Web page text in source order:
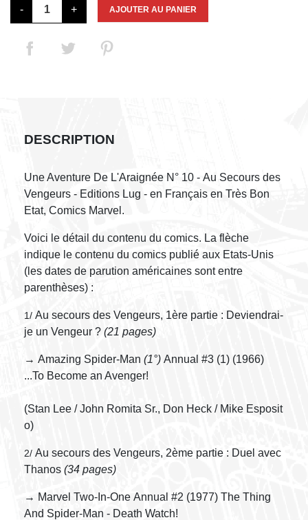
- + AJOUTER AU PANIER
DESCRIPTION
Une Aventure De L'Araignée N° 10 - Au Secours des
Vengeurs - Editions Lug - en Français en Très Bon
Etat, Comics Marvel.
Voici le détail du contenu du comics. La flèche
indique le contenu du comics publié aux Etats-Unis
(les dates de parution américaines sont entre
parenthèses) :
1/ Au secours des Vengeurs, 1ère partie : Deviendrai-
je un Vengeur ? (21 pages)
→ Amazing Spider-Man (1°) Annual #3 (1) (1966)
...To Become an Avenger!
(Stan Lee / John Romita Sr., Don Heck / Mike Esposit
o)
2/ Au secours des Vengeurs, 2ème partie : Duel avec
Thanos (34 pages)
→ Marvel Two-In-One Annual #2 (1977) The Thing
And Spider-Man - Death Watch!